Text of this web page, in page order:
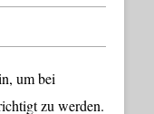
um bei
zu werden.